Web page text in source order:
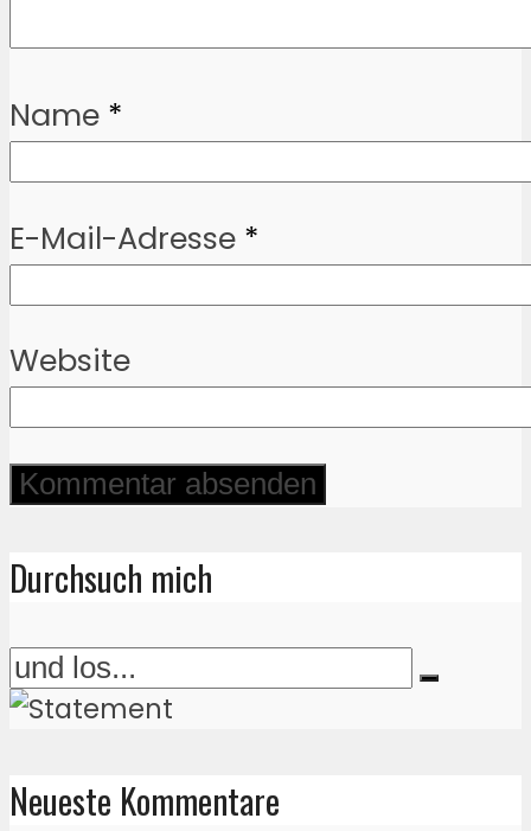
Name *
E-Mail-Adresse *
Website
Durchsuch mich
Neueste Kommentare